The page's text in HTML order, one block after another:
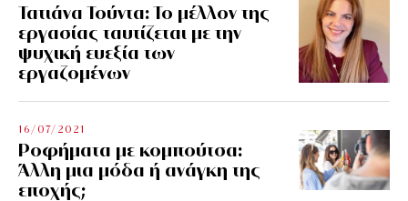
Τατιάνα Τούντα: Το μέλλον της
εργασίας ταυτίζεται με την
ψυχική ευεξία των
εργαζομένων
16/07/2021
Ροφήματα με κομπούτσα:
Άλλη μια μόδα ή ανάγκη της
εποχής;